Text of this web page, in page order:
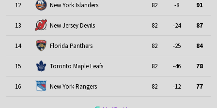
12 New York Islanders 82 -8 91
13 New Jersey Devils 82 -24 87
14 Florida Panthers 82 -25 84
15 Toronto Maple Leafs 82 -46 78
16 New York Rangers 82 -12 77